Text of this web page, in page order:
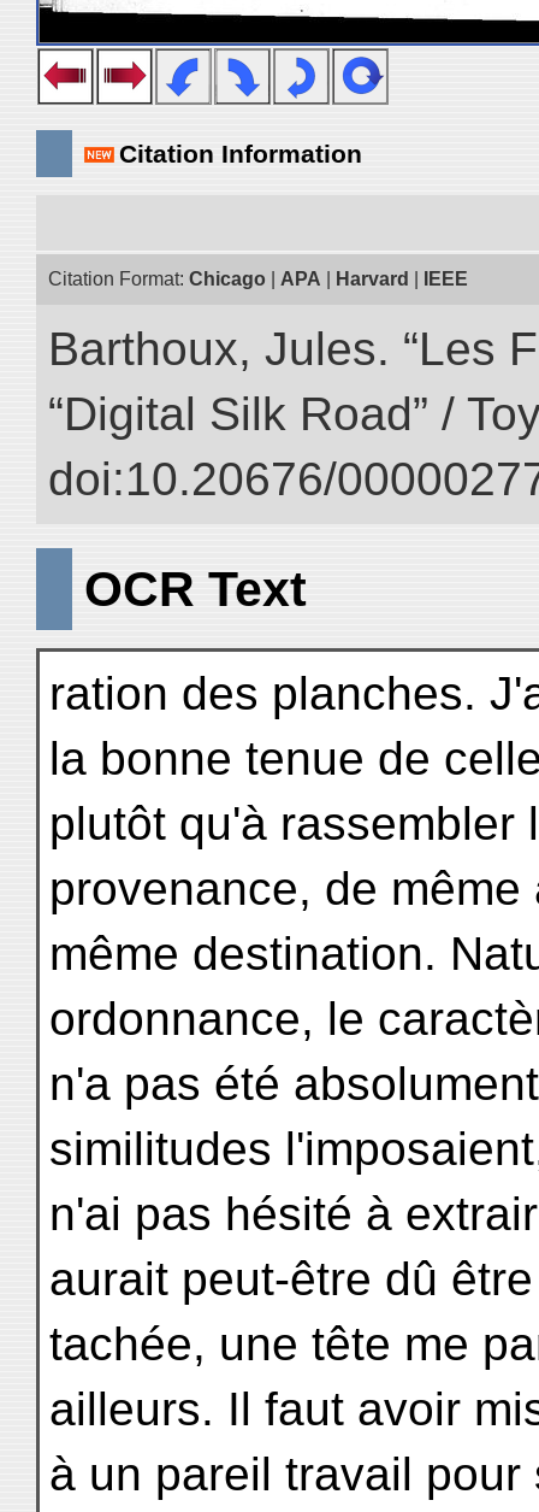
Citation Information
Citation Format: Chicago APA Harvard IEEE
Barthoux, Jules. “Les
“Digital Silk Road” /
doi:10.20676/
OCR Text
ration des planches.
la bonne tenue de
plutôt qu'à rassembler
provenance, de
même destination.
ordonnance, le
n'a pas été
similitudes
n'ai pas hésité à
aurait peut-être dû
tachée, une tête me
ailleurs. Il faut avoir
à un pareil travail